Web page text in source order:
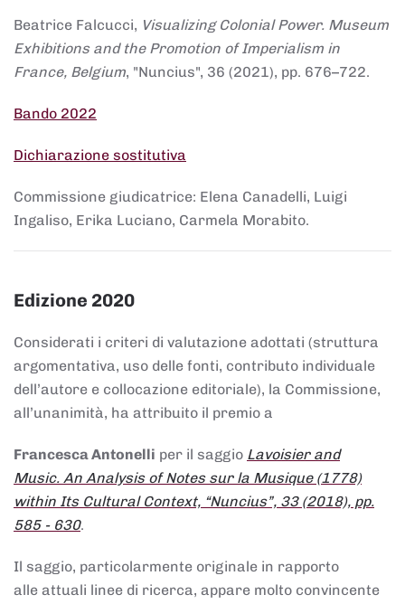
Beatrice Falcucci, Visualizing Colonial Power. Museum
Exhibitions and the Promotion of Imperialism in
France, Belgium, "Nuncius", 36 (2021), pp. 676–722.
Bando 2022
Dichiarazione sostitutiva
Commissione giudicatrice: Elena Canadelli, Luigi
Ingaliso, Erika Luciano, Carmela Morabito.
Edizione 2020
Considerati i criteri di valutazione adottati (struttura
argomentativa, uso delle fonti, contributo individuale
dell’autore e collocazione editoriale), la Commissione,
all’unanimità, ha attribuito il premio a
Francesca Antonelli per il saggio Lavoisier and
Music. An Analysis of Notes sur la Musique (1778)
within Its Cultural Context, “Nuncius”, 33 (2018), pp.
585 - 630.
Il saggio, particolarmente originale in rapporto
alle attuali linee di ricerca, appare molto convincente